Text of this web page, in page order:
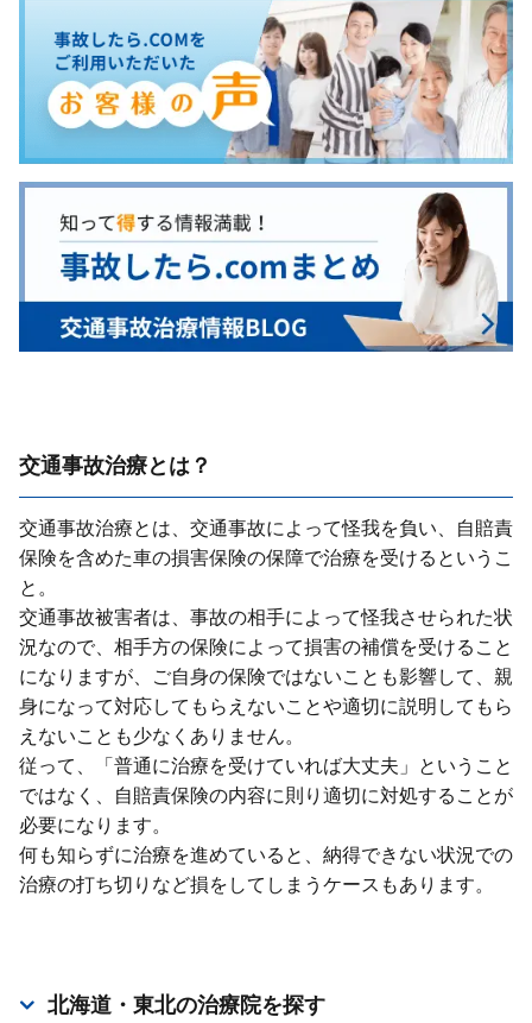
交通事故治療とは？
交通事故治療とは、交通事故によって怪我を負い、⾃賠責
保険を含めた⾞の損害保険の保障で治療を受けるというこ
と。
交通事故被害者は、事故の相⼿によって怪我させられた状
況なので、相⼿⽅の保険によって損害の補償を受けること
になりますが、ご⾃⾝の保険ではないことも影響して、親
⾝になって対応してもらえないことや適切に説明してもら
えないことも少なくありません。
従って、「普通に治療を受けていれば⼤丈夫」ということ
ではなく、⾃賠責保険の内容に則り適切に対処することが
必要になります。
何も知らずに治療を進めていると、納得できない状況での
治療の打ち切りなど損をしてしまうケースもあります。
北海道・東北の治療院を探す